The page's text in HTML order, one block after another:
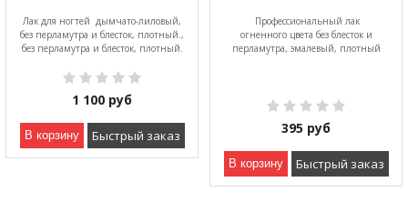
Лак для ногтей дымчато-лиловый,
без перламутра и блесток, плотный.,
без перламутра и блесток, плотный.
1 100 руб
В корзину Быстрый заказ
Профессиональный лак
огненного цвета без блесток и
перламутра, эмалевый, плотный
395 руб
В корзину Быстрый заказ